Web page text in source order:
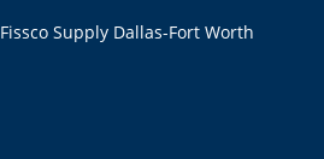
Fissco Supply Dallas-Fort Worth